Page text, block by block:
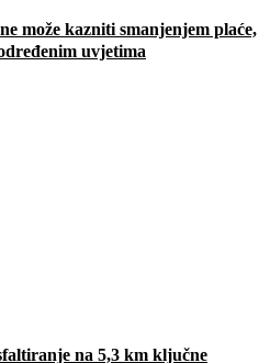
može kazniti smanjenjem plaće,
uvjetima
na 5,3 km ključne